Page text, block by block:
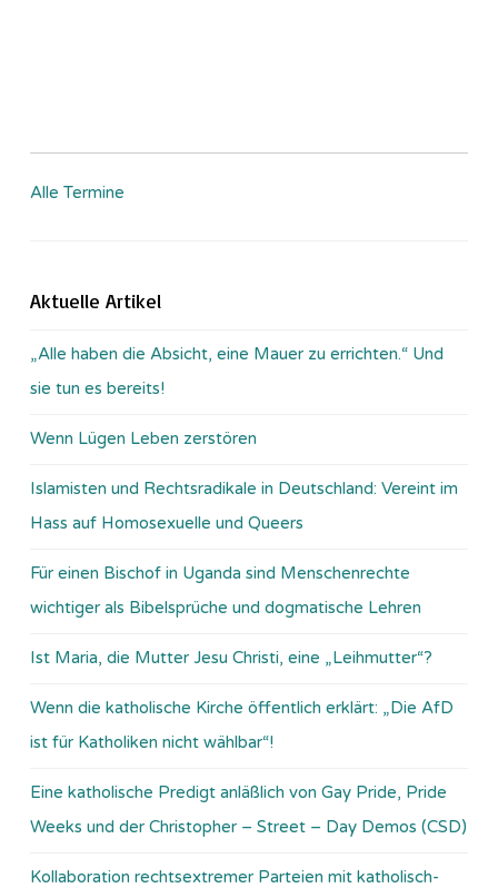
Alle Termine
Aktuelle Artikel
„Alle haben die Absicht, eine Mauer zu errichten.“ Und
sie tun es bereits!
Wenn Lügen Leben zerstören
Islamisten und Rechtsradikale in Deutschland: Vereint im
Hass auf Homosexuelle und Queers
Für einen Bischof in Uganda sind Menschenrechte
wichtiger als Bibelsprüche und dogmatische Lehren
Ist Maria, die Mutter Jesu Christi, eine „Leihmutter“?
Wenn die katholische Kirche öffentlich erklärt: „Die AfD
ist für Katholiken nicht wählbar“!
Eine katholische Predigt anläßlich von Gay Pride, Pride
Weeks und der Christopher – Street – Day Demos (CSD)
Kollaboration rechtsextremer Parteien mit katholisch-